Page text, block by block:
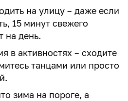
на улицу – даже если
15 минут свежего
на день.
в активностях – сходите
танцами или просто
зима на пороге, а